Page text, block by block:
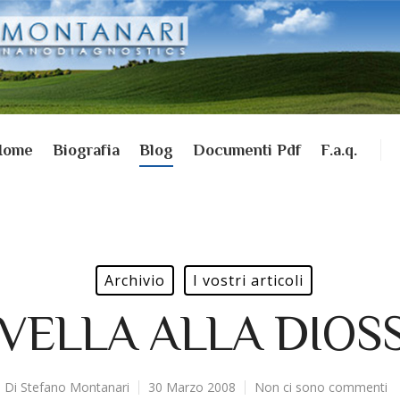
Biografia Blog Documenti Pdf F.a.q.
Archivio I vostri articoli
ALLA
Di Stefano Montanari 30 Marzo 2008 Non ci sono commenti